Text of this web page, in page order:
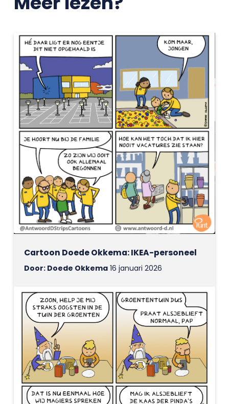
Cartoon Doede Okkema: IKEA-personeel
Door: Doede Okkema16 januari 2026